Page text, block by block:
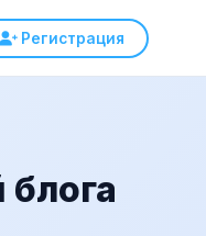
Регистрация